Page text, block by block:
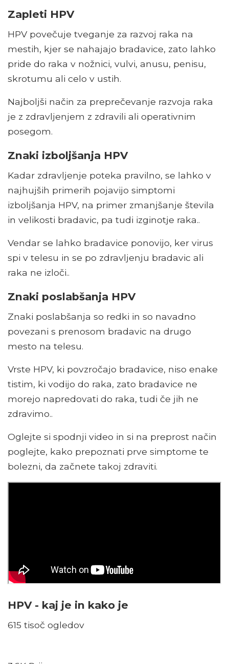
Zapleti HPV
HPV povečuje tveganje za razvoj raka na
mestih, kjer se nahajajo bradavice, zato lahko
pride do raka v nožnici, vulvi, anusu, penisu,
skrotumu ali celo v ustih.
Najboljši način za preprečevanje razvoja raka
je z zdravljenjem z zdravili ali operativnim
posegom.
Znaki izboljšanja HPV
Kadar zdravljenje poteka pravilno, se lahko v
najhujših primerih pojavijo simptomi
izboljšanja HPV, na primer zmanjšanje števila
in velikosti bradavic, pa tudi izginotje raka..
Vendar se lahko bradavice ponovijo, ker virus
spi v telesu in se po zdravljenju bradavic ali
raka ne izloči..
Znaki poslabšanja HPV
Znaki poslabšanja so redki in so navadno
povezani s prenosom bradavic na drugo
mesto na telesu.
Vrste HPV, ki povzročajo bradavice, niso enake
tistim, ki vodijo do raka, zato bradavice ne
morejo napredovati do raka, tudi če jih ne
zdravimo..
Oglejte si spodnji video in si na preprost način
poglejte, kako prepoznati prve simptome te
bolezni, da začnete takoj zdraviti.
HPV - kaj je in kako je
615 tisoč ogledov